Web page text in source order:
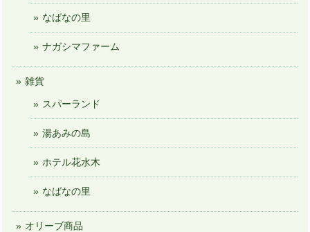
なばなの里
ナガシマファーム
雑貨
スパーランド
湯あみの島
ホテル花水木
なばなの里
オリーブ商品